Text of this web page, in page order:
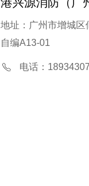
地址：广州市增城区
自编A13-01
电话：